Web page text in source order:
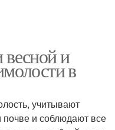
и
в
учитывают
почве и соблюдают все